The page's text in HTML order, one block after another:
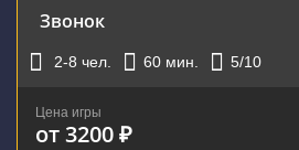
Звонок
2-8 чел. 60 мин. 5/10
Цена игры
от 3200 ₽